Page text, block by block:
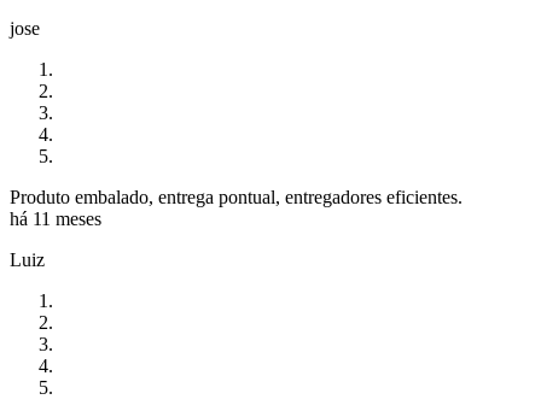
jose
Produto embalado, entrega pontual, entregadores eficientes.
há 11 meses
Luiz